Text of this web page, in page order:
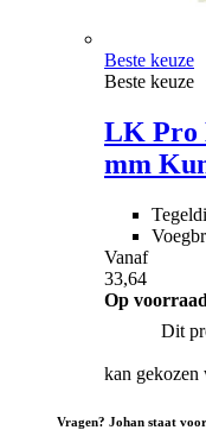
Beste keuze
Beste keuze
LK Pro
mm
Vanaf
33,64
Op voorraad
Dit
kan gekozen
Vragen? Johan staat